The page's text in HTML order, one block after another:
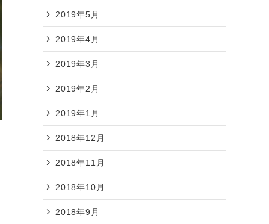
2019年5月
2019年4月
2019年3月
2019年2月
2019年1月
2018年12月
2018年11月
2018年10月
2018年9月